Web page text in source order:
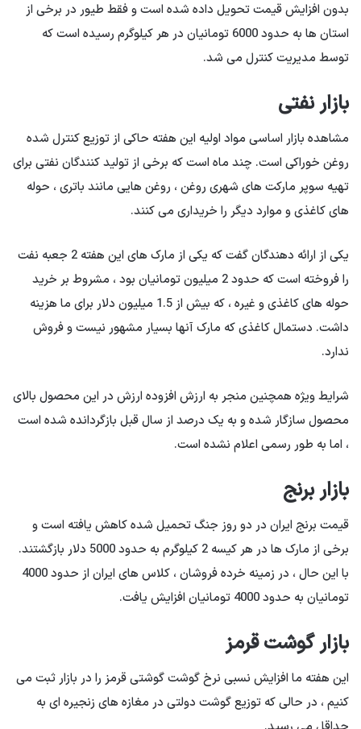
بدون افزایش قیمت تحویل داده شده است و فقط طیور در برخی از
استان ها به حدود 6000 تومانیان در هر کیلوگرم رسیده است که
توسط مدیریت کنترل می شد.
بازار نفتی
مشاهده بازار اساسی مواد اولیه این هفته حاکی از توزیع کنترل شده
روغن خوراکی است. چند ماه است که برخی از تولید کنندگان نفتی برای
تهیه سوپر مارکت های شهری روغن ، روغن هایی مانند باتری ، حوله
های کاغذی و موارد دیگر را خریداری می کنند.
یکی از ارائه دهندگان گفت که یکی از مارک های این هفته 2 جعبه نفت
را فروخته است که حدود 2 میلیون تومانیان بود ، مشروط بر خرید
حوله های کاغذی و غیره ، که بیش از 1.5 میلیون دلار برای ما هزینه
داشت. دستمال کاغذی که مارک آنها بسیار مشهور نیست و فروش
ندارد.
شرایط ویژه همچنین منجر به ارزش افزوده ارزش در این محصول بالای
محصول سازگار شده و به یک درصد از سال قبل بازگردانده شده است
، اما به طور رسمی اعلام نشده است.
بازار برنج
قیمت برنج ایران در دو روز جنگ تحمیل شده کاهش یافته است و
برخی از مارک ها در هر کیسه 2 کیلوگرم به حدود 5000 دلار بازگشتند.
با این حال ، در زمینه خرده فروشان ، کلاس های ایران از حدود 4000
تومانیان به حدود 4000 تومانیان افزایش یافت.
بازار گوشت قرمز
این هفته ما افزایش نسبی نرخ گوشت گوشتی قرمز را در بازار ثبت می
کنیم ، در حالی که توزیع گوشت دولتی در مغازه های زنجیره ای به